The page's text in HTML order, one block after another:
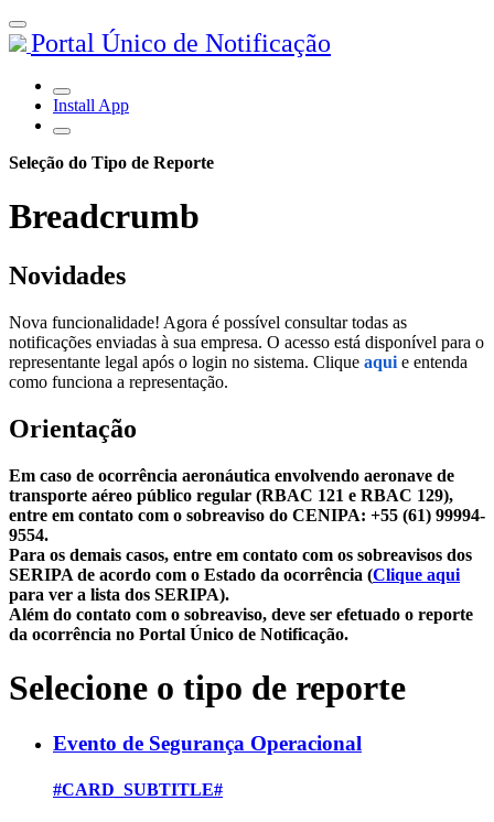
Portal Único de Notificação
Install App
Seleção do Tipo de Reporte
Breadcrumb
Novidades
Nova funcionalidade! Agora é possível consultar todas as
notificações enviadas à sua empresa. O acesso está disponível para o
representante legal após o login no sistema. Clique aqui e entenda
como funciona a representação.
Orientação
Em caso de ocorrência aeronáutica envolvendo aeronave de
transporte aéreo público regular (RBAC 121 e RBAC 129),
entre em contato com o sobreaviso do CENIPA: +55 (61) 99994-
9554.
Para os demais casos, entre em contato com os sobreavisos dos
SERIPA de acordo com o Estado da ocorrência (Clique aqui
para ver a lista dos SERIPA).
Além do contato com o sobreaviso, deve ser efetuado o reporte
da ocorrência no Portal Único de Notificação.
Selecione o tipo de reporte
Evento de Segurança Operacional
#CARD_SUBTITLE#